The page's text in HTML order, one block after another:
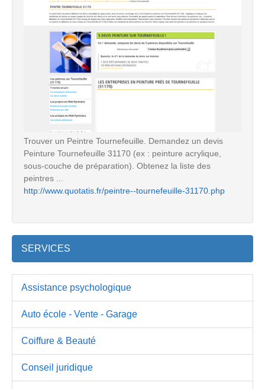
Trouver un Peintre Tournefeuille. Demandez un devis
Peinture Tournefeuille 31170 (ex : peinture acrylique,
sous-couche de préparation). Obtenez la liste des
peintres ...
http://www.quotatis.fr/peintre--tournefeuille-31170.php
SERVICES
Assistance psychologique
Auto école - Vente - Garage
Coiffure & Beauté
Conseil juridique